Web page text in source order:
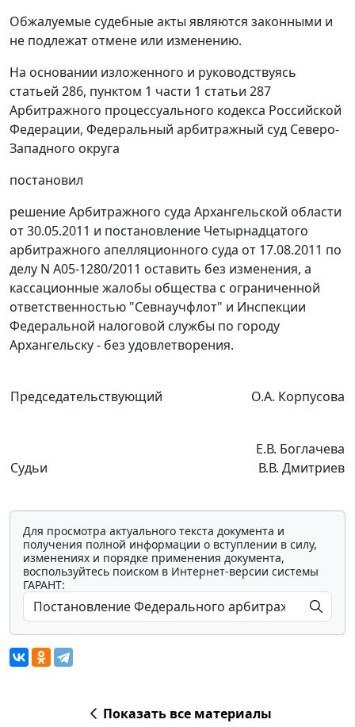
Обжалуемые судебные акты являются законными и
не подлежат отмене или изменению.
На основании изложенного и руководствуясь
статьей 286, пунктом 1 части 1 статьи 287
Арбитражного процессуального кодекса Российской
Федерации, Федеральный арбитражный суд Северо-
Западного округа
постановил
решение Арбитражного суда Архангельской области
от 30.05.2011 и постановление Четырнадцатого
арбитражного апелляционного суда от 17.08.2011 по
делу N А05-1280/2011 оставить без изменения, а
кассационные жалобы общества с ограниченной
ответственностью "Севнаучфлот" и Инспекции
Федеральной налоговой службы по городу
Архангельску - без удовлетворения.
Председательствующий О.А. Корпусова
Судьи
Е.В. Боглачева
В.В. Дмитриев
Для просмотра актуального текста документа и
получения полной информации о вступлении в силу,
изменениях и порядке применения документа,
воспользуйтесь поиском в Интернет-версии системы
ГАРАНТ:
Показать все материалы